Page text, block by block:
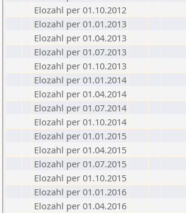
Elozahl per 01.10.2012
Elozahl per 01.01.2013
Elozahl per 01.04.2013
Elozahl per 01.07.2013
Elozahl per 01.10.2013
Elozahl per 01.01.2014
Elozahl per 01.04.2014
Elozahl per 01.07.2014
Elozahl per 01.10.2014
Elozahl per 01.01.2015
Elozahl per 01.04.2015
Elozahl per 01.07.2015
Elozahl per 01.10.2015
Elozahl per 01.01.2016
Elozahl per 01.04.2016